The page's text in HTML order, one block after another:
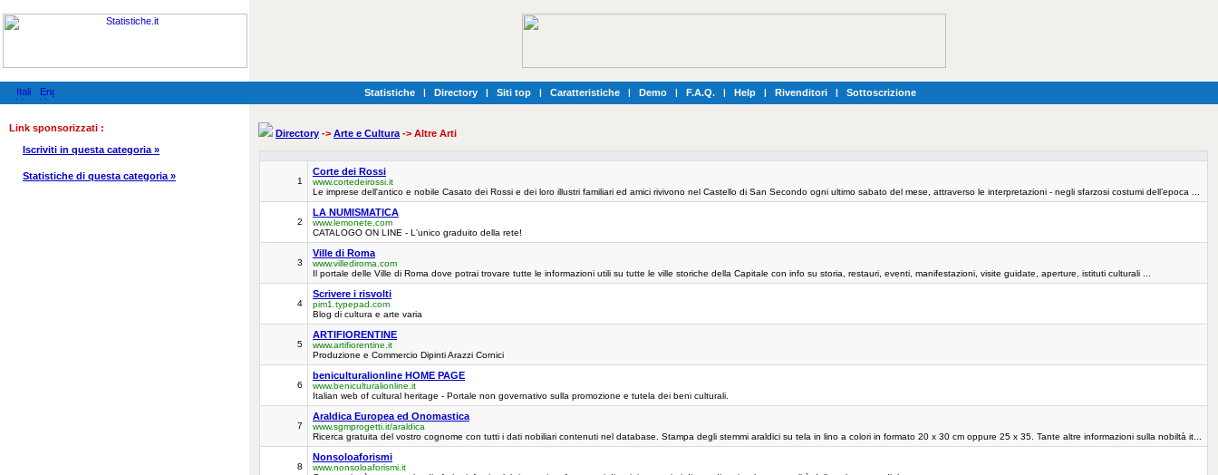
Statistiche | Directory | Siti top | Caratteristiche | Demo | F.A.Q. | Help | Rivenditori | Sottoscrizione
Link sponsorizzati :
Iscriviti in questa categoria »
Statistiche di questa categoria »
Directory -> Arte e Cultura -> Altre Arti
1
Corte dei Rossi
www.cortedeirossi.it
Le imprese dell'antico e nobile Casato dei Rossi e dei loro illustri familiari ed amici rivivono nel Castello di San Secondo ogni ultimo sabato del mese, attraverso le interpretazioni - negli sfarzosi costumi dell’epoca ...
2
LA NUMISMATICA
www.lemonete.com
CATALOGO ON LINE - L'unico graduito della rete!
3
Ville di Roma
www.villediroma.com
Il portale delle Ville di Roma dove potrai trovare tutte le informazioni utili su tutte le ville storiche della Capitale con info su storia, restauri, eventi, manifestazioni, visite guidate, aperture, istituti culturali ...
4
Scrivere i risvolti
pim1.typepad.com
Blog di cultura e arte varia
5
ARTIFIORENTINE
www.artifiorentine.it
Produzione e Commercio Dipinti Arazzi Cornici
6
beniculturalionline HOME PAGE
www.beniculturalionline.it
Italian web of cultural heritage - Portale non governativo sulla promozione e tutela dei beni culturali.
7
Araldica Europea ed Onomastica
www.sgmprogetti.it/araldica
Ricerca gratuita del vostro cognome con tutti i dati nobiliari contenuti nel database. Stampa degli stemmi araldici su tela in lino a colori in formato 20 x 30 cm oppure 25 x 35. Tante altre informazioni sulla nobiltà it...
8
Nonsoloaforismi
www.nonsoloaforismi.it